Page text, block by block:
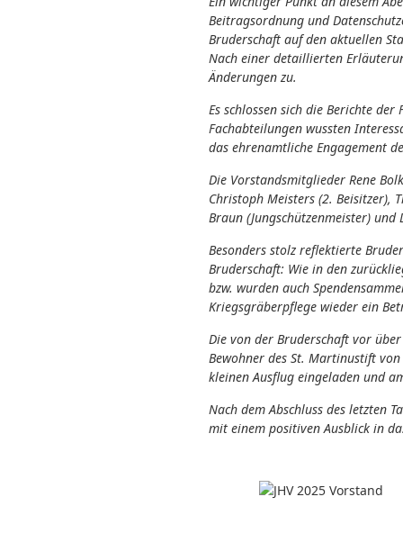
Beitragsordnung und
Bruderschaft auf den aktuellen
Nach einer detaillierten
Änderungen zu.
Es schlossen sich die Berichte
Fachabteilungen wussten
das ehrenamtliche Engagement
Die Vorstandsmitglieder Rene
Christoph Meisters (2. Beisitzer),
Braun (Jungschützenmeister)
Besonders stolz reflektierte
Bruderschaft: Wie in den
bzw. wurden auch
Kriegsgräberpflege wieder ein
Die von der Bruderschaft vor
Bewohner des St. Martinustift
kleinen Ausflug eingeladen und
Nach dem Abschluss des letzten
mit einem positiven Ausblick in